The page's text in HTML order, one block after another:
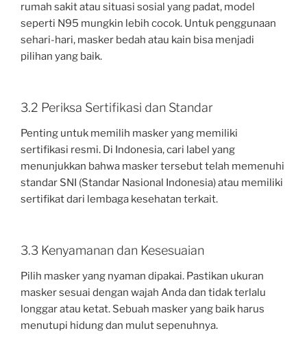
rumah sakit atau situasi sosial yang padat, model
seperti N95 mungkin lebih cocok. Untuk penggunaan
sehari-hari, masker bedah atau kain bisa menjadi
pilihan yang baik.
3.2 Periksa Sertifikasi dan Standar
Penting untuk memilih masker yang memiliki
sertifikasi resmi. Di Indonesia, cari label yang
menunjukkan bahwa masker tersebut telah memenuhi
standar SNI (Standar Nasional Indonesia) atau memiliki
sertifikat dari lembaga kesehatan terkait.
3.3 Kenyamanan dan Kesesuaian
Pilih masker yang nyaman dipakai. Pastikan ukuran
masker sesuai dengan wajah Anda dan tidak terlalu
longgar atau ketat. Sebuah masker yang baik harus
menutupi hidung dan mulut sepenuhnya.